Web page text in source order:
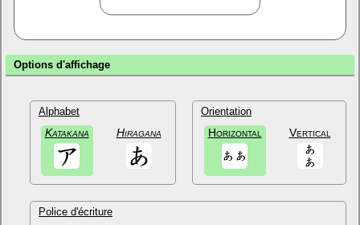
Options d'affichage
Alphabet
Katakana Hiragana
Orientation
Horizontal Vertical
Police d'écriture